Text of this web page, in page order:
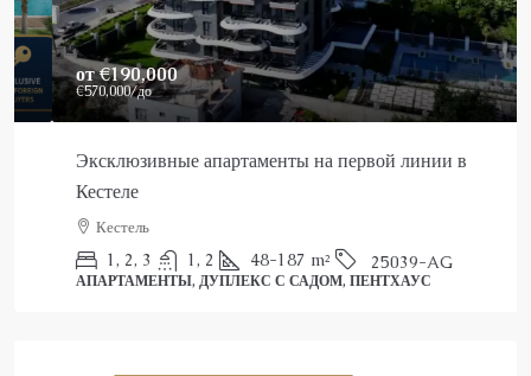
от€190,000
€570,000/до
Эксклюзивные апартаменты на первой линии в
Кестеле
Кестель
1, 2, 3 1, 2 48-187 m² 25039-AG
АПАРТАМЕНТЫ, ДУПЛЕКС С САДОМ, ПЕНТХАУС